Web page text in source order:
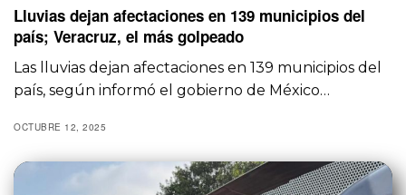
Lluvias dejan afectaciones en 139 municipios del
país; Veracruz, el más golpeado
Las lluvias dejan afectaciones en 139 municipios del
país, según informó el gobierno de México…
OCTUBRE 12, 2025